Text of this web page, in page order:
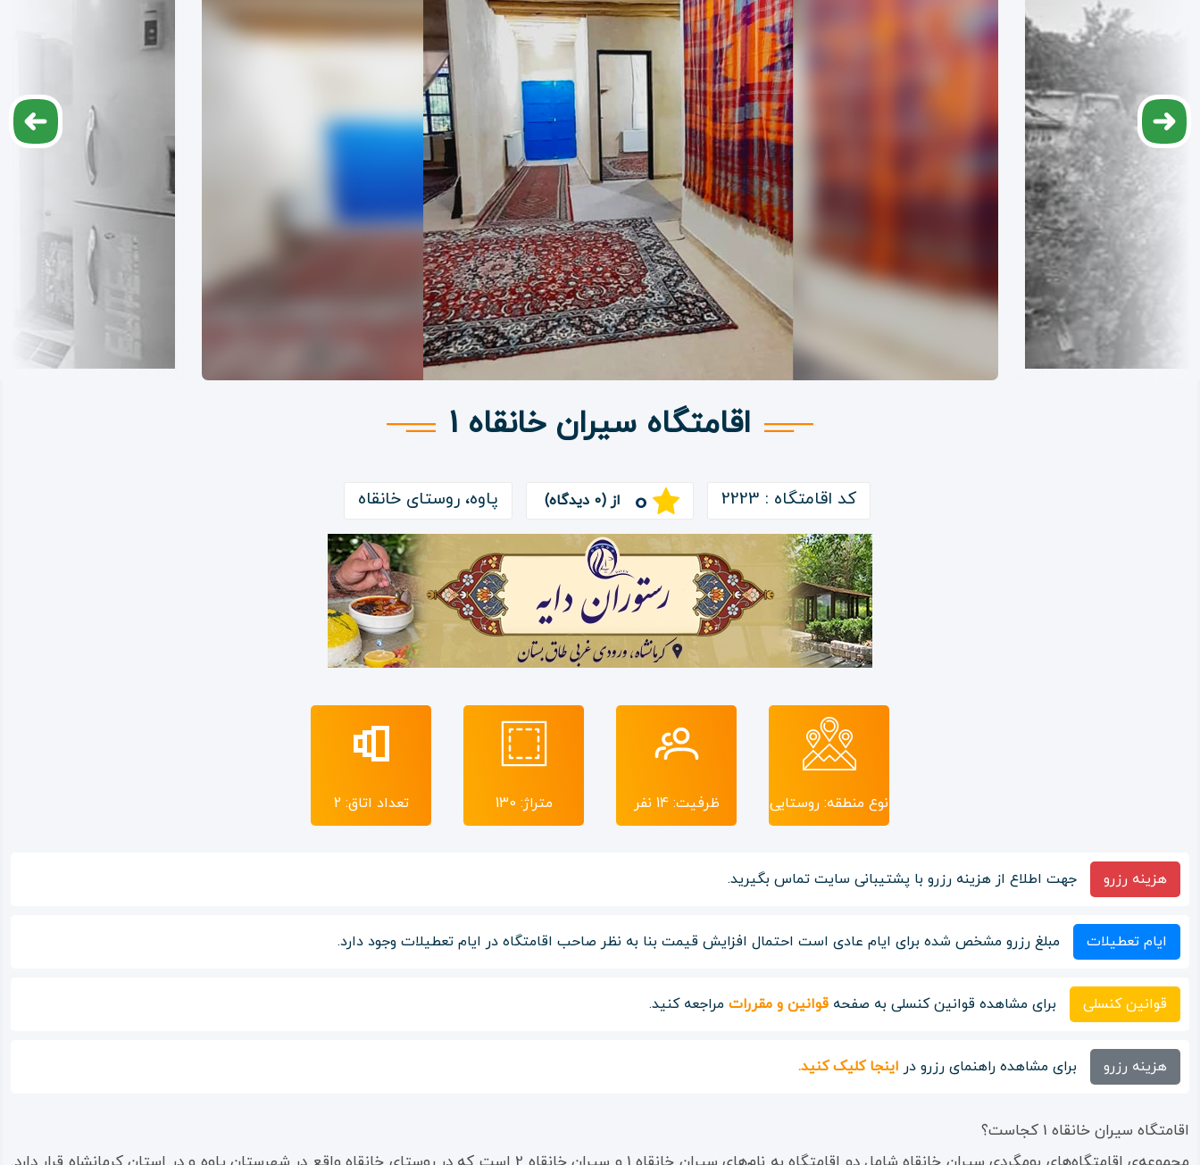
اقامتگاه سیران خانقاه 1
کد اقامتگاه : 2223 0 از (0 دیدگاه) پاوه، روستای خانقاه
نوع منطقه: روستایی ظرفیت: 14 نفر متراژ: 130 تعداد اتاق: 2
هزینه رزرو جهت اطلاع از هزینه رزرو با پشتیبانی سایت تماس بگیرید.
ایام تعطیلات مبلغ رزرو مشخص شده برای ایام عادی است احتمال افزایش قیمت بنا به نظر صاحب اقامتگاه در ایام تعطیلات وجود دارد.
قوانین کنسلی برای مشاهده قوانین کنسلی به صفحه قوانین و مقررات مراجعه کنید.
هزینه رزرو برای مشاهده راهنمای رزرو در اینجا کلیک کنید.
اقامتگاه سیران خانقاه 1 کجاست؟